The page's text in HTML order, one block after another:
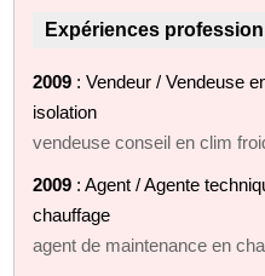
Expériences
2009 : Vendeur / Vendeuse
isolation
vendeuse conseil en clim
2009 : Agent / Agente
chauffage
agent de maintenance en